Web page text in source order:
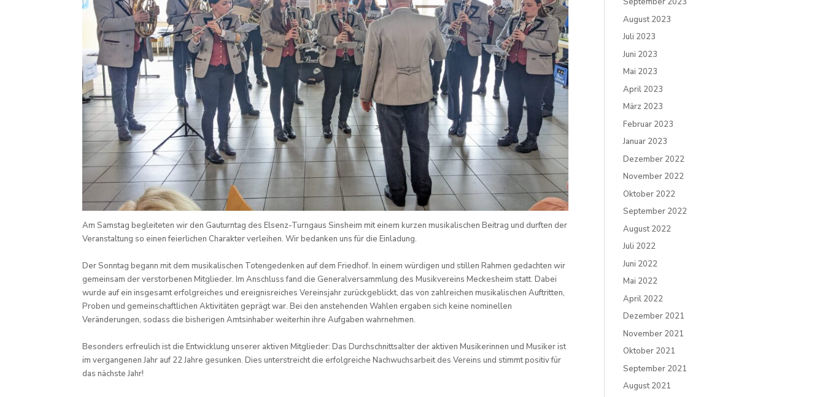
Am Samstag begleiteten wir den Gauturntag des Elsenz-Turngaus Sinsheim mit einem kurzen musikalischen Beitrag und durften der
Veranstaltung so einen feierlichen Charakter verleihen. Wir bedanken uns für die Einladung.
Der Sonntag begann mit dem musikalischen Totengedenken auf dem Friedhof. In einem würdigen und stillen Rahmen gedachten wir
gemeinsam der verstorbenen Mitglieder. Im Anschluss fand die Generalversammlung des Musikvereins Meckesheim statt. Dabei
wurde auf ein insgesamt erfolgreiches und ereignisreiches Vereinsjahr zurückgeblickt, das von zahlreichen musikalischen Auftritten,
Proben und gemeinschaftlichen Aktivitäten geprägt war. Bei den anstehenden Wahlen ergaben sich keine nominellen
Veränderungen, sodass die bisherigen Amtsinhaber weiterhin ihre Aufgaben wahrnehmen.
Besonders erfreulich ist die Entwicklung unserer aktiven Mitglieder: Das Durchschnittsalter der aktiven Musikerinnen und Musiker ist
im vergangenen Jahr auf 22 Jahre gesunken. Dies unterstreicht die erfolgreiche Nachwuchsarbeit des Vereins und stimmt positiv für
das nächste Jahr!
August 2023
Juli 2023
Juni 2023
Mai 2023
April 2023
März 2023
Februar 2023
Januar 2023
Dezember 2022
November 2022
Oktober 2022
September 2022
August 2022
Juli 2022
Juni 2022
Mai 2022
April 2022
Dezember 2021
November 2021
Oktober 2021
September 2021
August 2021